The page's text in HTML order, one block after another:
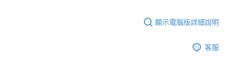
顯示電腦版詳細說明
客服